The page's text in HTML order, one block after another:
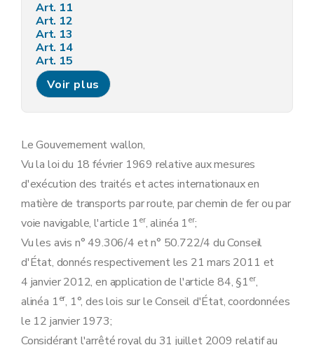
Art. 11
Art. 12
Art. 13
Art. 14
Art. 15
Art. 16
Art. 17
Art. 18
Art. 21
Art. 23
Art. 24
Annexe
Annexe
Voir plus
Le Gouvernement wallon,
Vu la loi du 18 février 1969 relative aux mesures
d'exécution des traités et actes internationaux en
matière de transports par route, par chemin de fer ou par
voie navigable, l'article 1er, alinéa 1er;
Vu les avis n° 49.306/4 et n° 50.722/4 du Conseil
d'État, donnés respectivement les 21 mars 2011 et
4 janvier 2012, en application de l'article 84, §1er,
alinéa 1er, 1°, des lois sur le Conseil d'État, coordonnées
le 12 janvier 1973;
Considérant l'arrêté royal du 31 juillet 2009 relatif au